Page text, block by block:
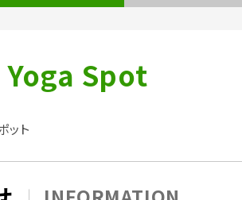
Spot
ット